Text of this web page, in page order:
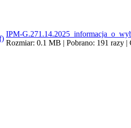
IPM-
Rozmiar: 0.1 MB | Pobrano: 191 razy |